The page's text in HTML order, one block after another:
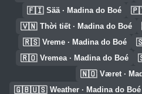
🇫🇮 Sää · Madina do Boé
🇻🇳 Thời tiết · Madina do Boé
🇷🇸 Vreme · Madina do Boé
🇷🇴 Vremea · Madina do Boé
🇳🇴 Været ·
🇬🇧🇺🇸 Weather · Madina do Boé